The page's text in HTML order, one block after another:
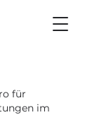
für
im